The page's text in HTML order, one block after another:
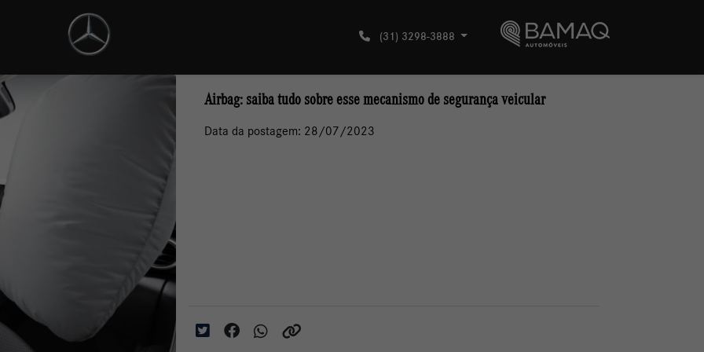
(31) 3298-3888
Airbag: saiba tudo sobre esse mecanismo de segurança veicular
Data da postagem: 28/07/2023